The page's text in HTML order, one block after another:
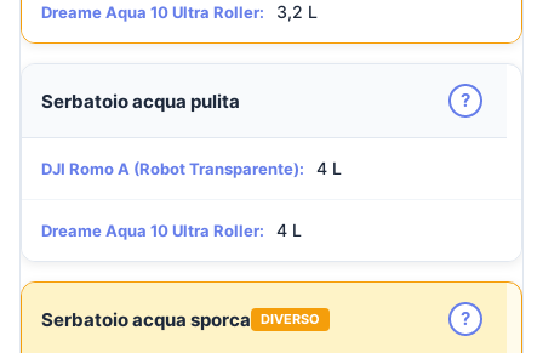
Dreame Aqua 10 Ultra Roller: 3,2 L
Serbatoio acqua pulita ?
DJI Romo A (Robot Transparente): 4 L
Dreame Aqua 10 Ultra Roller: 4 L
Serbatoio acqua sporca DIVERSO ?